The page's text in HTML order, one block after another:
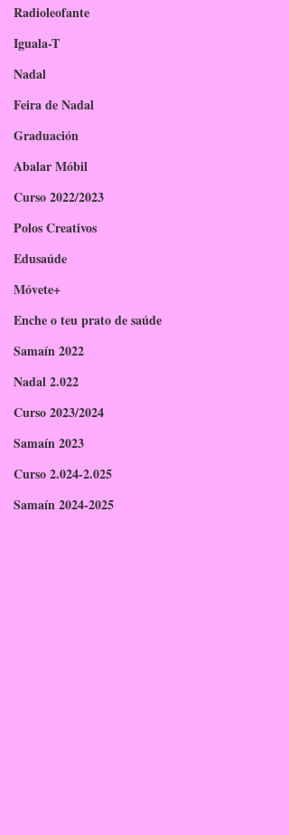
Radioleofante
Iguala-T
Nadal
Feira de Nadal
Graduación
Abalar Móbil
Curso 2022/2023
Polos Creativos
Edusaúde
Móvete+
Enche o teu prato de saúde
Samaín 2022
Nadal 2.022
Curso 2023/2024
Samaín 2023
Curso 2.024-2.025
Samaín 2024-2025